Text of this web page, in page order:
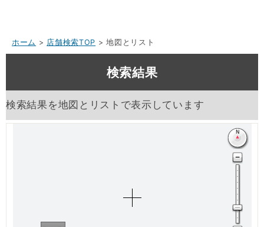
ホーム > 店舗検索TOP > 地図とリスト
検索結果
検索結果を地図とリストで表示しています